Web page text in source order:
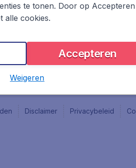
Disclaimer Privacybeleid
te tonen. Door op
alle cookies.
Accepteren
Weigeren